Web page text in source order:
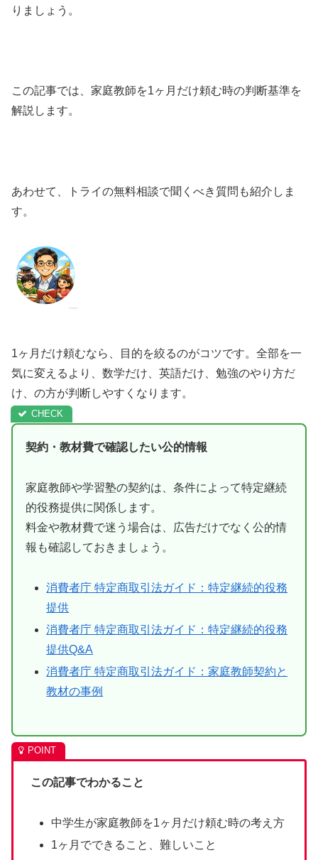
りましょう。
この記事では、家庭教師を1ヶ月だけ頼む時の判断基準を
解説します。
あわせて、トライの無料相談で聞くべき質問も紹介しま
す。
1ヶ月だけ頼むなら、目的を絞るのがコツです。全部を一
気に変えるより、数学だけ、英語だけ、勉強のやり方だ
け、の方が判断しやすくなります。
契約・教材費で確認したい公的情報
家庭教師や学習塾の契約は、条件によって特定継続
的役務提供に関係します。
料金や教材費で迷う場合は、広告だけでなく公的情
報も確認しておきましょう。
消費者庁 特定商取引法ガイド：特定継続的役務
提供
消費者庁 特定商取引法ガイド：特定継続的役務
提供Q&A
消費者庁 特定商取引法ガイド：家庭教師契約と
教材の事例
この記事でわかること
中学生が家庭教師を1ヶ月だけ頼む時の考え方
1ヶ月でできること、難しいこと